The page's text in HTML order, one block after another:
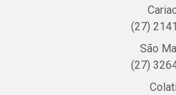
(27)
São
(27)